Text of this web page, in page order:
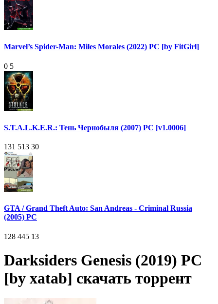
Marvel’s Spider-Man: Miles Morales (2022) PC [by FitGirl]
0 5
S.T.A.L.K.E.R.: Тень Чернобыля (2007) PC [v1.0006]
131 513 30
GTA / Grand Theft Auto: San Andreas - Criminal Russia
(2005) PC
128 445 13
Darksiders Genesis (2019) PC
[by xatab] скачать торрент